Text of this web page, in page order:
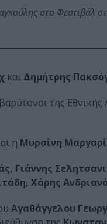
στο Φεστιβάλ
και Δημήτρης
της
η Μυρσίνη
Γιάννης
Χάρης
Αγαθάγγελου